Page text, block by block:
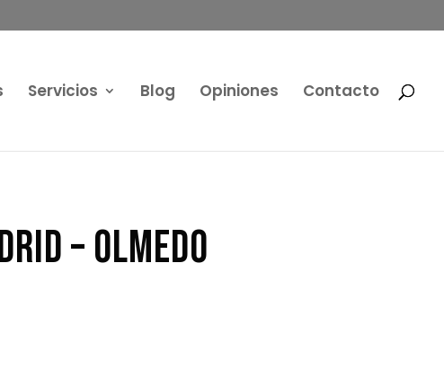
Servicios Blog Opiniones Contacto
– Olmedo